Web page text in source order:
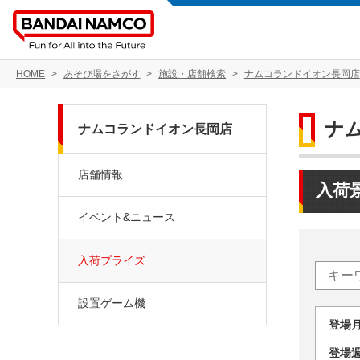
HOME あそび場をさがす 施設・店舗検索 ナムコランドイオン長岡店
ナ
入荷
登
登
ナムコランドイオン長岡店
店舗情報
イベント&ニュース
入荷プライズ
設置ゲーム機